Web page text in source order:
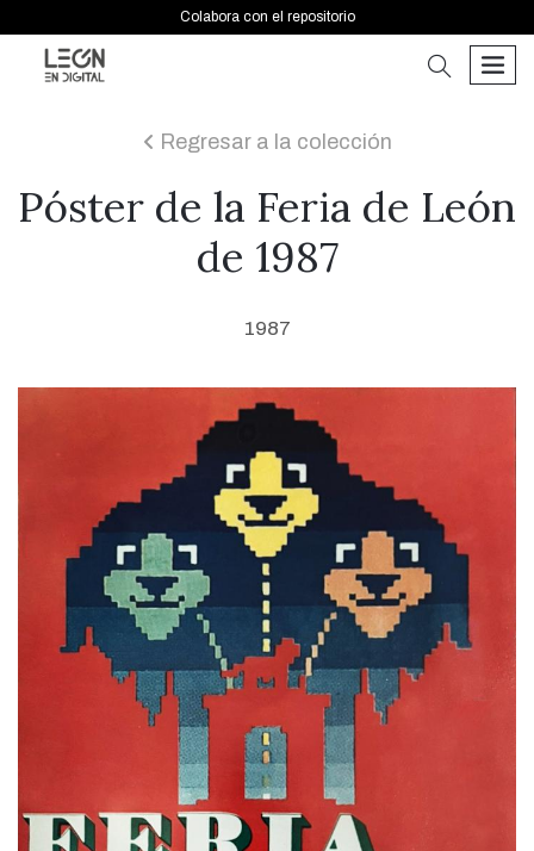
Colabora con el repositorio
buscar
icon
Regresar a la colección
Póster de la Feria de León
de 1987
1987